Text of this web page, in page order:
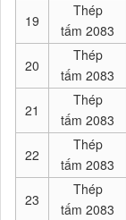
19
Thép
tấm 2083
20
Thép
tấm 2083
21
Thép
tấm 2083
22
Thép
tấm 2083
23
Thép
tấm 2083